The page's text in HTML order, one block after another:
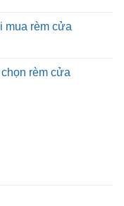
mua rèm cửa
rèm cửa